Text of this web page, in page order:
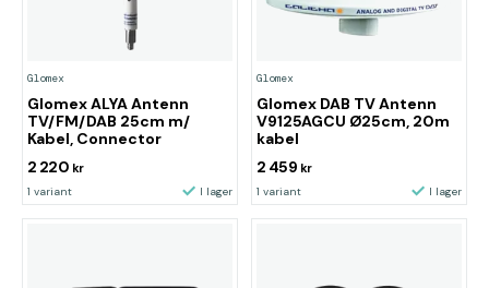
Glomex
Glomex ALYA Antenn
TV/FM/DAB 25cm m/
Kabel, Connector
2 220 kr
1 variant I lager
Glomex
Glomex DAB TV Antenn
V9125AGCU Ø25cm, 20m
kabel
2 459 kr
1 variant I lager